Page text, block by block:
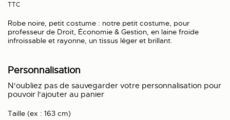
TTC
Robe noire, petit costume : notre petit costume, pour
professeur de Droit, Économie & Gestion, en laine froide
infroissable et rayonne, un tissus léger et brillant.
Personnalisation
N'oubliez pas de sauvegarder votre personnalisation pour
pouvoir l'ajouter au panier
Taille (ex : 163 cm)